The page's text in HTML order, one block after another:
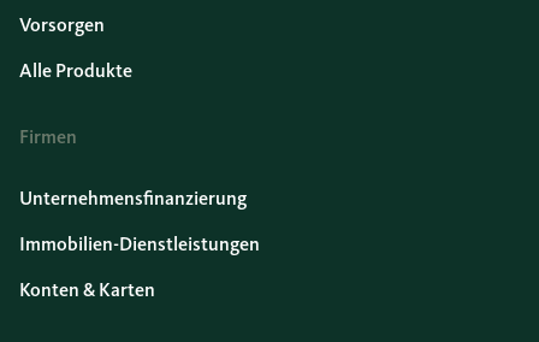
Vorsorgen
Alle Produkte
Firmen
Unternehmensfinanzierung
Immobilien-Dienstleistungen
Konten & Karten